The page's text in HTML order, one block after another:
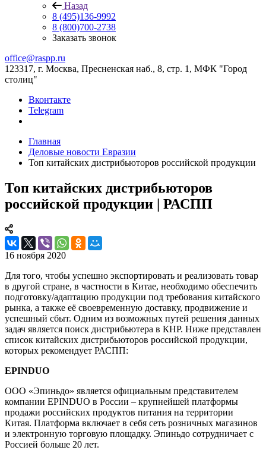
Назад
8 (495)136-9992
8 (800)700-2738
Заказать звонок
office@raspp.ru
123317, г. Москва, Пресненская наб., 8, стр. 1, МФК "Город
столиц"
Вконтакте
Telegram
Главная
Деловые новости Евразии
Топ китайских дистрибьюторов российской продукции
Топ китайских дистрибьюторов
российской продукции | РАСПП
16 ноября 2020
Для того, чтобы успешно экспортировать и реализовать товар
в другой стране, в частности в Китае, необходимо обеспечить
подготовку/адаптацию продукции под требования китайского
рынка, а также её своевременную доставку, продвижение и
успешный сбыт. Одним из возможных путей решения данных
задач является поиск дистрибьютера в КНР. Ниже представлен
список китайских дистрибьюторов российской продукции,
которых рекомендует РАСПП:
EPINDUO
ООО «Эпиньдо» является официальным представителем
компании EPINDUO в России – крупнейшей платформы
продажи российских продуктов питания на территории
Китая. Платформа включает в себя сеть розничных магазинов
и электронную торговую площадку. Эпиньдо сотрудничает с
Россией больше 20 лет.